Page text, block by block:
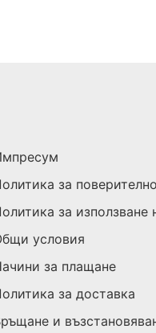
за
за използване
условия
за плащане
за доставка
и